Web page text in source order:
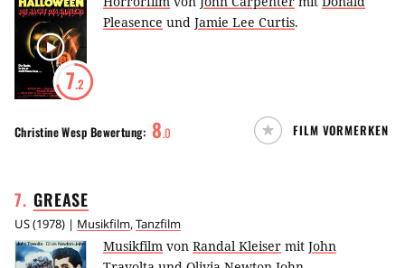
7.2
Pleasence und Jamie Lee Curtis.
Christine Wesp Bewertung: 8.0 FILM VORMERKEN
7. GREASE
US(1978) | Musikfilm,Tanzfilm
Musikfilm von Randal Kleiser mit John